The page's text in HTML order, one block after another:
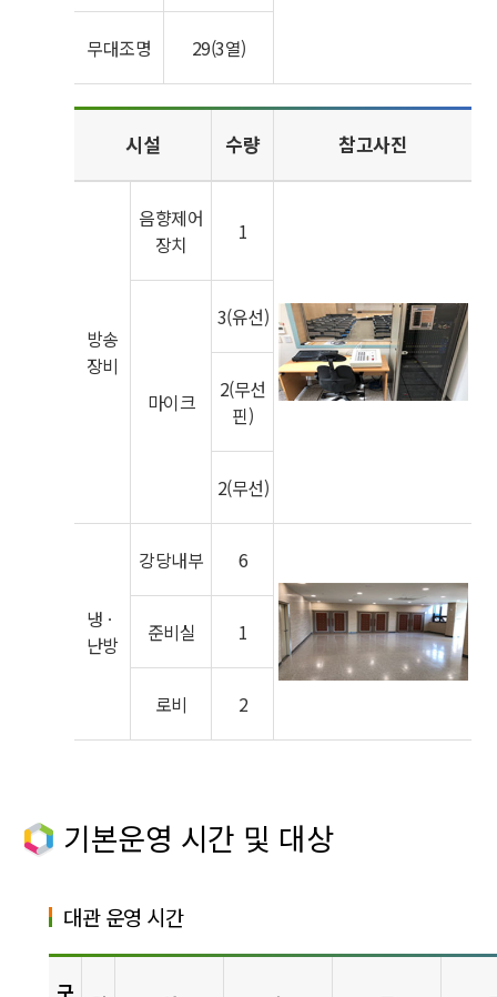
무대조명 29(3열)
시설 수량 참고사진
방송
장비
음향제어
장치
1
마이크
3(유선)
2(무선
핀)
2(무선)
냉ㆍ
난방
강당내부 6
준비실 1
로비 2
기본운영 시간 및 대상
대관 운영 시간
구